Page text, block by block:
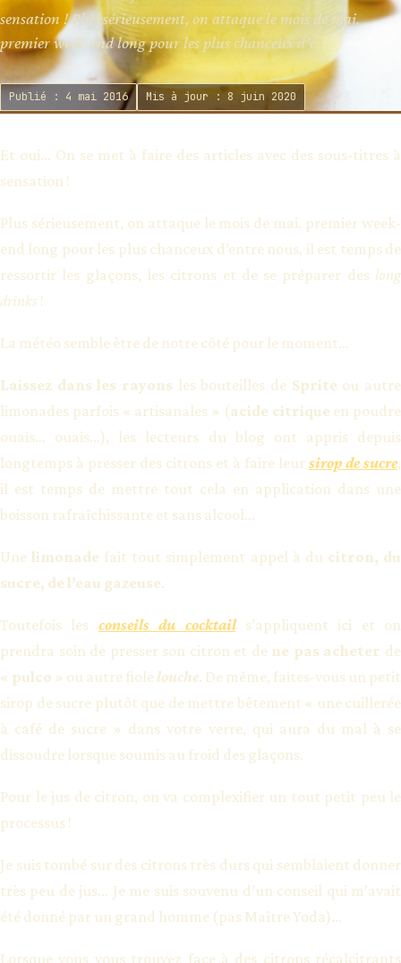
sensation ! Plus sérieusement, on attaque le mois de mai,
premier week-end long pour les plus chanceux d’e
Publié : 4 mai 2016 Mis à jour : 8 juin 2020
Et oui… On se met à faire des articles avec des sous-titres à
sensation !
Plus sérieusement, on attaque le mois de mai, premier week-
end long pour les plus chanceux d’entre nous, il est temps de
ressortir les glaçons, les citrons et de se préparer des long
drinks !
La météo semble être de notre côté pour le moment…
Laissez dans les rayons les bouteilles de Sprite ou autre
limonades parfois « artisanales » (acide citrique en poudre
ouais… ouais…), les lecteurs du blog ont appris depuis
longtemps à presser des citrons et à faire leur sirop de sucre,
il est temps de mettre tout cela en application dans une
boisson rafraîchissante et sans alcool…
Unelimonade fait tout simplement appel à du citron, du
sucre, de l’eau gazeuse.
Toutefois les conseils du cocktails’appliquent ici et on
prendra soin de presser son citron et de ne pas acheter de
« pulco » ou autre fiole louche. De même, faites-vous un petit
sirop de sucre plutôt que de mettre bêtement « une cuillerée
à café de sucre » dans votre verre, qui aura du mal à se
dissoudre lorsque soumis au froid des glaçons.
Pour le jus de citron, on va complexifier un tout petit peu le
processus !
Je suis tombé sur des citrons très durs qui semblaient donner
très peu de jus… Je me suis souvenu d’un conseil qui m’avait
été donné par un grand homme (pas Maître Yoda)…
Lorsque vous vous trouvez face à des citrons récalcitrants